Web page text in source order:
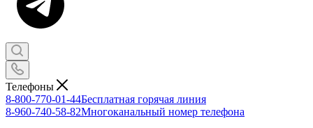
Телефоны
8-800-770-01-44Бесплатная горячая линия
8-960-740-58-82Многоканальный номер телефона